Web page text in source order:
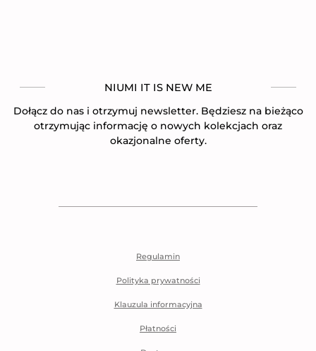
NIUMI IT IS NEW ME
Dołącz do nas i otrzymuj newsletter. Będziesz na bieżąco
otrzymując informację o nowych kolekcjach oraz
okazjonalne oferty.
Regulamin
Polityka prywatności
Klauzula informacyjna
Płatności